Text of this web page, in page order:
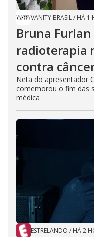
VANITY BRASIL/ HÁ 1
Bruna
radioterapia
contra
Neta do apresentador
comemorou o fim das
médica
ESTRELANDO / HÁ 2